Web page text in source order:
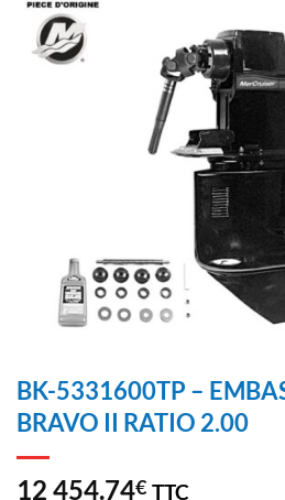
BK-5331600TP –
BRAVO II RATIO 2.00
12 454.74€ TTC